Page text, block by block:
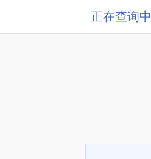
正在查询中